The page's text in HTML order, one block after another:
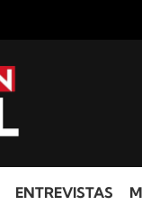
ENTREVISTAS